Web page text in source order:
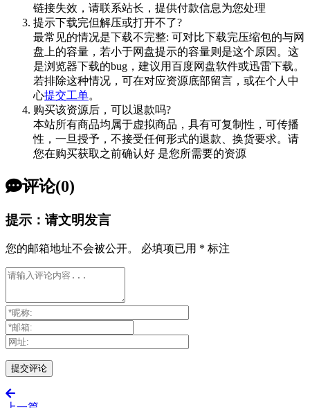
链接失效，请联系站长，提供付款信息为您处理
提示下载完但解压或打开不了?
最常见的情况是下载不完整: 可对比下载完压缩包的与网
盘上的容量，若小于网盘提示的容量则是这个原因。这
是浏览器下载的bug，建议用百度网盘软件或迅雷下载。
若排除这种情况，可在对应资源底部留言，或在个人中
心提交工单。
购买该资源后，可以退款吗?
本站所有商品均属于虚拟商品，具有可复制性，可传播
性，一旦授予，不接受任何形式的退款、换货要求。请
您在购买获取之前确认好 是您所需要的资源
评论(0)
提示：请文明发言
您的邮箱地址不会被公开。 必填项已用 * 标注